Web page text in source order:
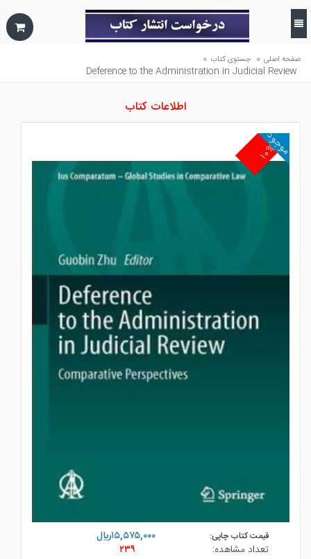
صفحه اصلی » جستوی کتاب »
Deference to the Administration in Judicial Review
اطلاعات کتاب
۱۰%
موجود
قیمت کتاب چاپی:
۱۵,۵۷۵,۰۰۰ريال
تعداد مشاهده:
۲۳۹